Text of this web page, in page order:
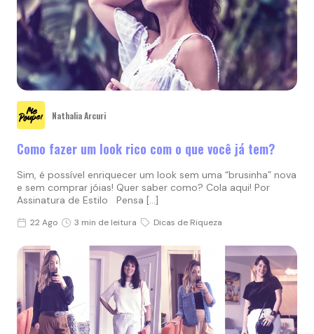
Nathalia Arcuri
Como fazer um look rico com o que você já tem?
Sim, é possível enriquecer um look sem uma “brusinha” nova
e sem comprar jóias! Quer saber como? Cola aqui! Por
Assinatura de Estilo Pensa […]
22 Ago 3 min de leitura Dicas de Riqueza